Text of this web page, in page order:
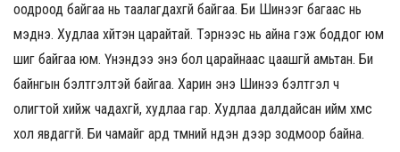
оодроод байгаа нь таалагдахгүй байгаа. Би Шинээг багаас нь
мэднэ. Худлаа хүйтэн царайтай. Тэрнээс нь айна гэж боддог юм
шиг байгаа юм. Үнэндээ энэ бол царайнаас цаашгүй амьтан. Би
байнгын бэлтгэлтэй байгаа. Харин энэ Шинээ бэлтгэл ч
олигтой хийж чадахгүй, худлаа гар. Худлаа далдайсан ийм хүмүүс
хол явдаггүй. Би чамайг ард түмний нүдэн дээр зодмоор байна.